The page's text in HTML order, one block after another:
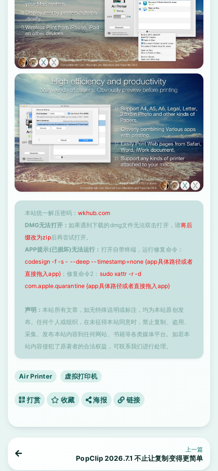
本站统一解压密码： wkhub.com
DMG无法打开： 如果遇到下载的dmg文件无法双击打开，请将后
缀改为zip后再尝试打开。
APP提示(已损坏)无法运行： 打开自带终端，运行修复命令：
codesign -f -s - --deep --timestamp=none {app具体路径或者
直接拖入app}；修复命令2： sudo xattr -r -d
com.apple.quarantine {app具体路径或者直接拖入app}
声明：本站所有文章，如无特殊说明或标注，均为本站原创发
布。任何个人或组织，在未征得本站同意时，禁止复制、盗用、
采集、发布本站内容到任何网站、书籍等各类媒体平台。如若本
站内容侵犯了原著者的合法权益，可联系我们进行处理。
Air Printer 虚拟打印机
打赏 收藏 海报 链接
上一篇
PopClip 2026.7.1 不止让复制变得更简单